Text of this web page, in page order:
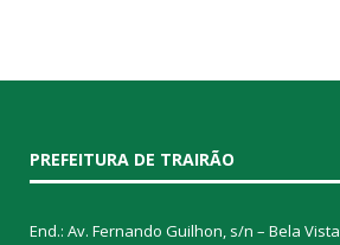
PREFEITURA DE TRAIRÃO
End.: Av. Fernando Guilhon, s/n – Bela Vista